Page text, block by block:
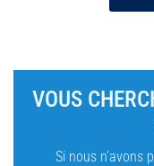
VOUS
Si nous n’avons